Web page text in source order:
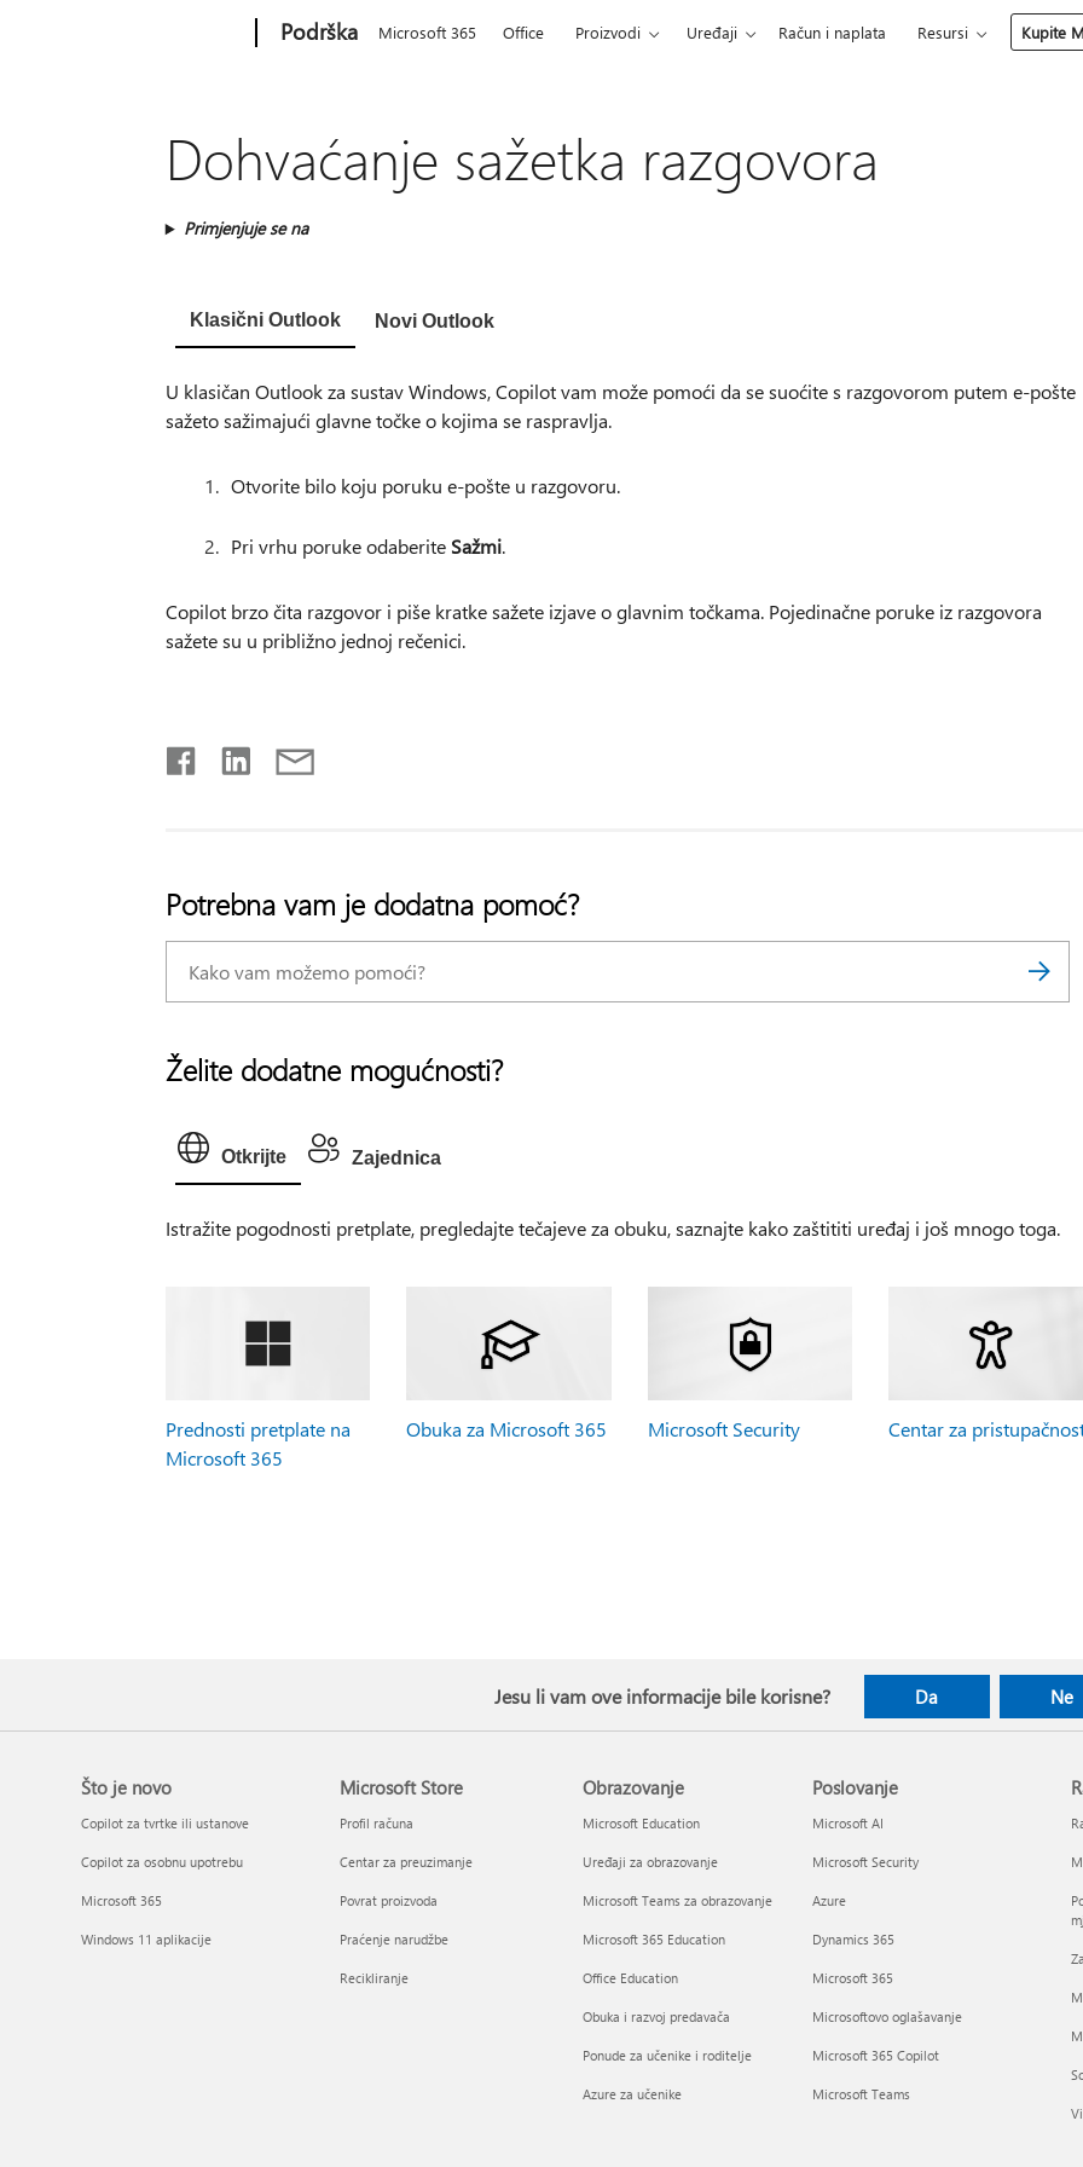
Podrška Microsoft 365 Office Proizvodi Uređaji Račun i naplata Resursi Kupite
Dohvaćanje sažetka razgovora
Primjenjuje se na
Klasični Outlook Novi Outlook
U klasičan Outlook za sustav Windows, Copilot vam može pomoći da se suoćite s razgovorom putem e-pošte
sažeto sažimajući glavne točke o kojima se raspravlja.
Otvorite bilo koju poruku e-pošte u razgovoru.
Pri vrhu poruke odaberite Sažmi.
Copilot brzo čita razgovor i piše kratke sažete izjave o glavnim točkama. Pojedinačne poruke iz razgovora
sažete su u približno jednoj rečenici.
Potrebna vam je dodatna pomoć?
Želite dodatne mogućnosti?
Otkrijte Zajednica
Istražite pogodnosti pretplate, pregledajte tečajeve za obuku, saznajte kako zaštititi uređaj i još mnogo toga.
Prednosti pretplate na
Microsoft 365
Obuka za Microsoft 365 Microsoft Security Centar za
Jesu li vam ove informacije bile korisne? Da Ne
Što je novo
Copilot za tvrtke ili ustanove
Copilot za osobnu upotrebu
Microsoft 365
Windows 11 aplikacije
Microsoft Store
Profil računa
Centar za preuzimanje
Povrat proizvoda
Praćenje narudžbe
Recikliranje
Obrazovanje
Microsoft Education
Uređaji za obrazovanje
Microsoft Teams za obrazovanje
Microsoft 365 Education
Office Education
Obuka i razvoj predavača
Ponude za učenike i roditelje
Azure za učenike
Poslovanje
Microsoft AI
Microsoft Security
Azure
Dynamics 365
Microsoft 365
Microsoftovo oglašavanje
Microsoft 365 Copilot
Microsoft Teams